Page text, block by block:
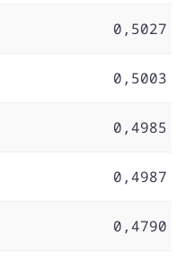
0,5027
0,5003
0,4985
0,4987
0,4790